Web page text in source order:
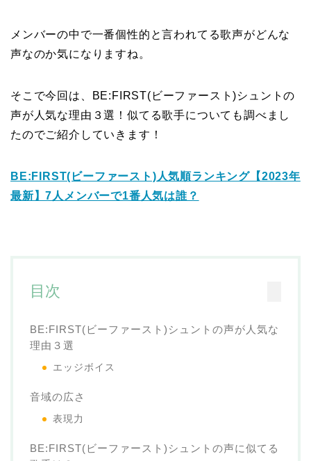
メンバーの中で一番個性的と言われてる歌声がどんな
声なのか気になりますね。
そこで今回は、BE:FIRST(ビーファースト)シュントの
声が人気な理由３選！似てる歌手についても調べまし
たのでご紹介していきます！
BE:FIRST(ビーファースト)人気順ランキング【2023年
最新】7人メンバーで1番人気は誰？
目次
BE:FIRST(ビーファースト)シュントの声が人気な
理由３選
エッジボイス
音域の広さ
表現力
BE:FIRST(ビーファースト)シュントの声に似てる